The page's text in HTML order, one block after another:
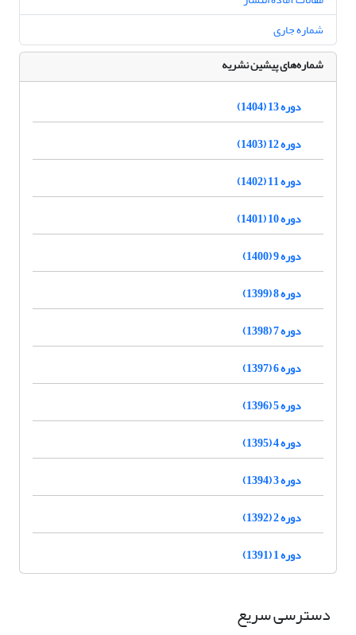
شماره جاری
شماره‌های پیشین نشریه
دوره 13 (1404)
دوره 12 (1403)
دوره 11 (1402)
دوره 10 (1401)
دوره 9 (1400)
دوره 8 (1399)
دوره 7 (1398)
دوره 6 (1397)
دوره 5 (1396)
دوره 4 (1395)
دوره 3 (1394)
دوره 2 (1392)
دوره 1 (1391)
دسترسی سریع